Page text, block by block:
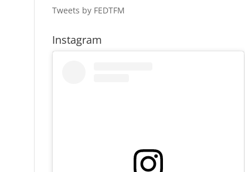
Tweets by FEDTFM
Instagram